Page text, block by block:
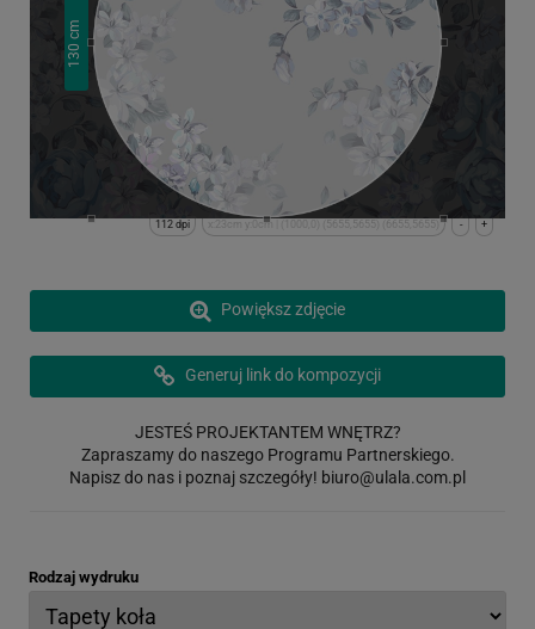
130
cm
+
-
x:23cm y:0cm | (1000,0) (5655,5655) (6655,5655)
112 dpi
Powiększ zdjęcie
Generuj link do kompozycji
JESTEŚ PROJEKTANTEM WNĘTRZ?
Zapraszamy do naszego Programu Partnerskiego.
Napisz do nas i poznaj szczegóły! biuro@ulala.com.pl
Rodzaj wydruku